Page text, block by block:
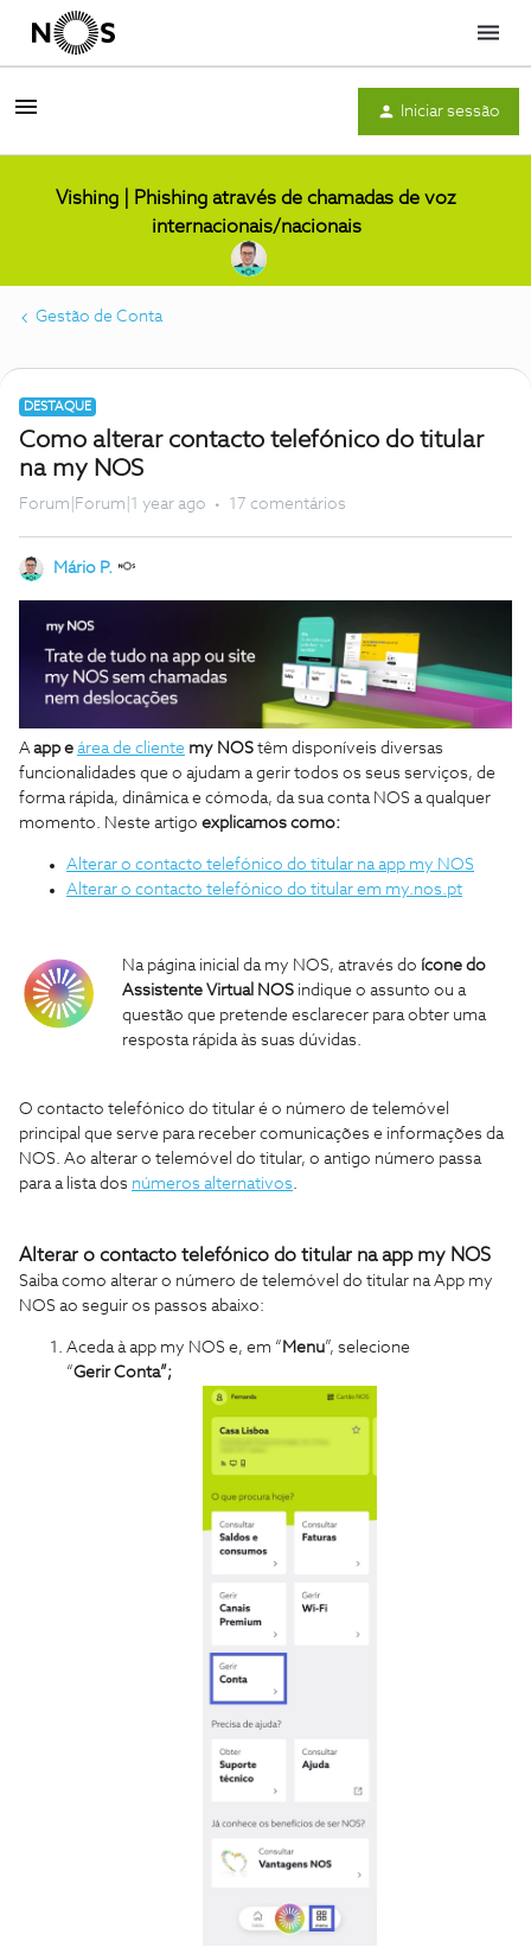
Menu
Iniciar sessão
Vishing | Phishing através de chamadas de voz
internacionais/nacionais
Gestão de Conta
DESTAQUE
Como alterar contacto telefónico do titular
na my NOS
Forum|Forum|1 year ago 17 comentários
Mário P.
A app e área de cliente my NOS têm disponíveis diversas
funcionalidades que o ajudam a gerir todos os seus serviços, de
forma rápida, dinâmica e cómoda, da sua conta NOS a qualquer
momento. Neste artigo explicamos como:
Alterar o contacto telefónico do titular na app my NOS
Alterar o contacto telefónico do titular em my.nos.pt
Na página inicial da my NOS, através do ícone do
Assistente Virtual NOS indique o assunto ou a
questão que pretende esclarecer para obter uma
resposta rápida às suas dúvidas.
O contacto telefónico do titular é o número de telemóvel
principal que serve para receber comunicações e informações da
NOS. Ao alterar o telemóvel do titular, o antigo número passa
para a lista dos números alternativos
Alterar o contacto telefónico do titular na app my NOS
Saiba como alterar o número de telemóvel do titular na App my
NOS ao seguir os passos abaixo:
Aceda à app my NOS e, em “ Menu”, selecione
“Gerir Conta”;